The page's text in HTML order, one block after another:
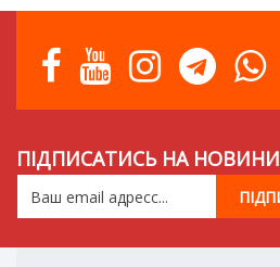
ПІДПИСАТИСЬ НА НОВИНИ